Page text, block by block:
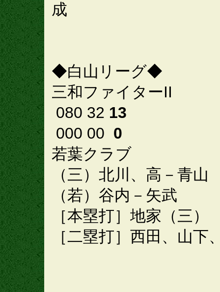
成
◆白山リーグ◆
三和ファイターII
080 32 13
000 00 0
若葉クラブ
（三）北川、高－青山
（若）谷内－矢武
［本塁打］地家（三）
［二塁打］西田、山下